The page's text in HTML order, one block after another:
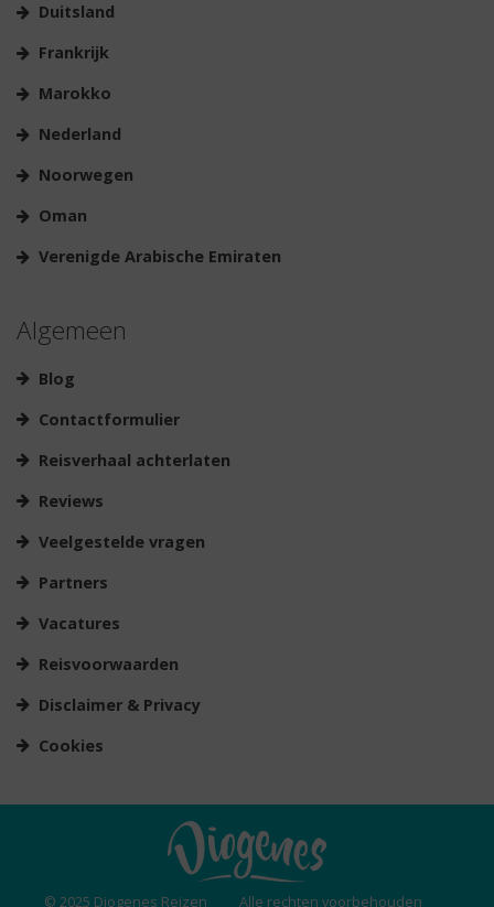
Duitsland
Frankrijk
Marokko
Nederland
Noorwegen
Oman
Verenigde Arabische Emiraten
Algemeen
Blog
Contactformulier
Reisverhaal achterlaten
Reviews
Veelgestelde vragen
Partners
Vacatures
Reisvoorwaarden
Disclaimer & Privacy
Cookies
© 2025 Diogenes Reizen Alle rechten voorbehouden